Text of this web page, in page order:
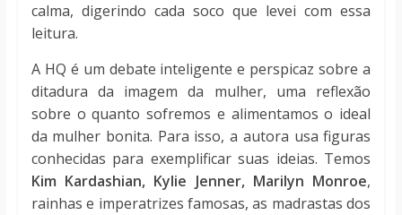
calma, digerindo cada soco que levei com essa
leitura.
A HQ é um debate inteligente e perspicaz sobre a
ditadura da imagem da mulher, uma reflexão
sobre o quanto sofremos e alimentamos o ideal
da mulher bonita. Para isso, a autora usa figuras
conhecidas para exemplificar suas ideias. Temos
Kim Kardashian, Kylie Jenner, Marilyn Monroe,
rainhas e imperatrizes famosas, as madrastas dos